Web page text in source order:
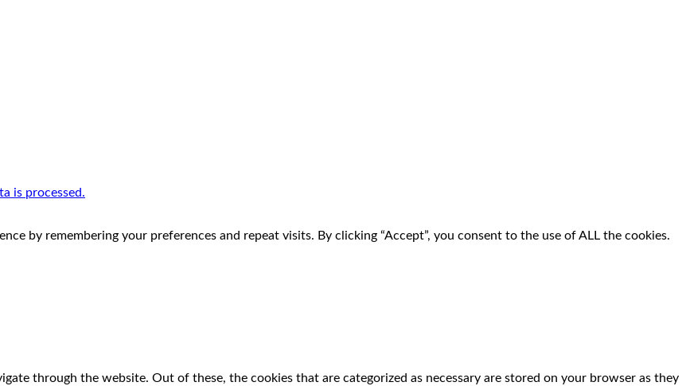
is processed.
by remembering your preferences and repeat visits. By clicking “Accept”, you consent to the use of ALL the cookies.
through the website. Out of these, the cookies that are categorized as necessary are stored on your browser as they